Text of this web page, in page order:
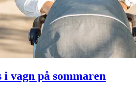
i vagn på sommaren